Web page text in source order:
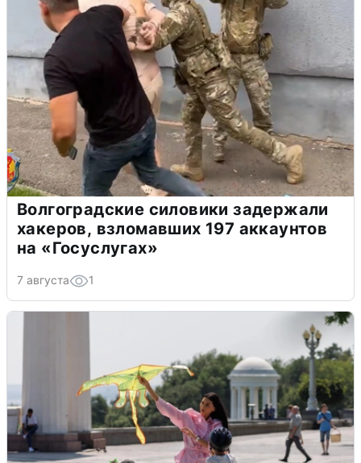
Волгоградские силовики задержали
хакеров, взломавших 197 аккаунтов
на «Госуслугах»
7 августа 1